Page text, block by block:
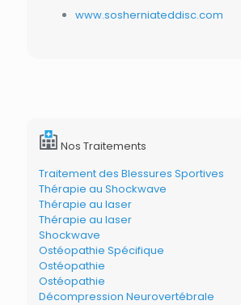
www.sosherniateddisc.com
Nos Traitements
Traitement des Blessures Sportives
Thérapie au Shockwave
Thérapie au laser
Thérapie au laser
Shockwave
Ostéopathie Spécifique
Ostéopathie
Ostéopathie
Décompression Neurovertébrale